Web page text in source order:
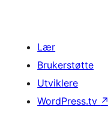
Lær
Brukerstøtte
Utviklere
WordPress.tv ↗